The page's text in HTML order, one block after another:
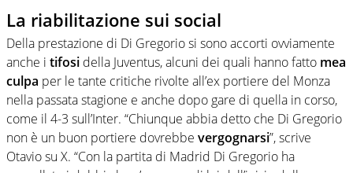
La riabilitazione sui social
Della prestazione di Di Gregorio si sono accorti ovviamente
anche i tifosi della Juventus, alcuni dei quali hanno fatto mea
culpa per le tante critiche rivolte all’ex portiere del Monza
nella passata stagione e anche dopo gare di quella in corso,
come il 4-3 sull’Inter. “Chiunque abbia detto che Di Gregorio
non è un buon portiere dovrebbe vergognarsi”, scrive
Otavio su X. “Con la partita di Madrid Di Gregorio ha